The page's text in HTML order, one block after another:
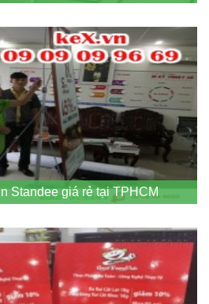
Standee giá rẻ tại TPHCM